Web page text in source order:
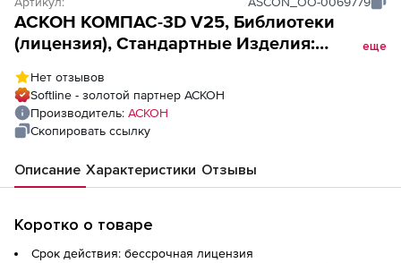
АСКОН КОМПАС-3D V25, Библиотеки
(лицензия), Стандартные Изделия:
еще
Нет отзывов
Softline - золотой партнер АСКОН
Производитель: АСКОН
Скопировать ссылку
Описание Характеристики Отзывы
Коротко о товаре
Срок действия: бессрочная лицензия